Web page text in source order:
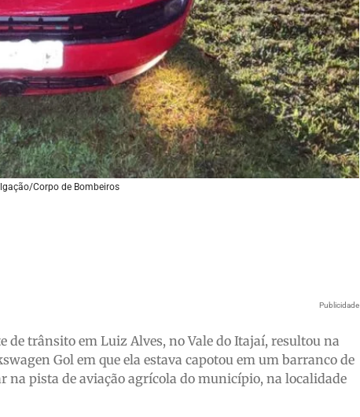
Corpo de Bombeiros
Publicidade
de trânsito em Luiz Alves, no Vale do Itajaí, resultou na
Gol em que ela estava capotou em um barranco de
na pista de aviação agrícola do município, na localidade